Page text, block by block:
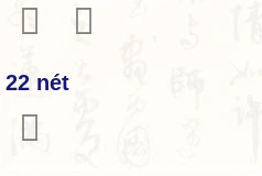
𦦶 𦦷
22 nét
𦦹